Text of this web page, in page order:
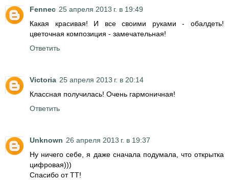
Fennec 25 апреля 2013 г. в 19:49
Какая красивая! И все своими руками - обалдеть!
цветочная композиция - замечательная!
Ответить
Victoria 25 апреля 2013 г. в 20:14
Классная получилась! Очень гармоничная!
Ответить
Unknown 26 апреля 2013 г. в 19:37
Ну ничего себе, я даже сначала подумала, что открытка
цифровая)))
Спасибо от ТТ!